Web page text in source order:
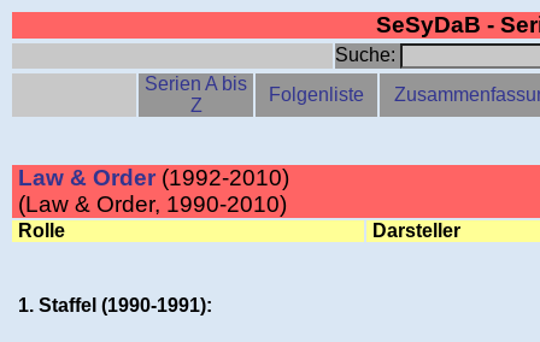
SeSyDaB -
Suche:
Serien A bis
Z
Folgenliste
Law & Order (1992-2010)
(Law & Order, 1990-2010)
Rolle Darsteller
1. Staffel (1990-1991):